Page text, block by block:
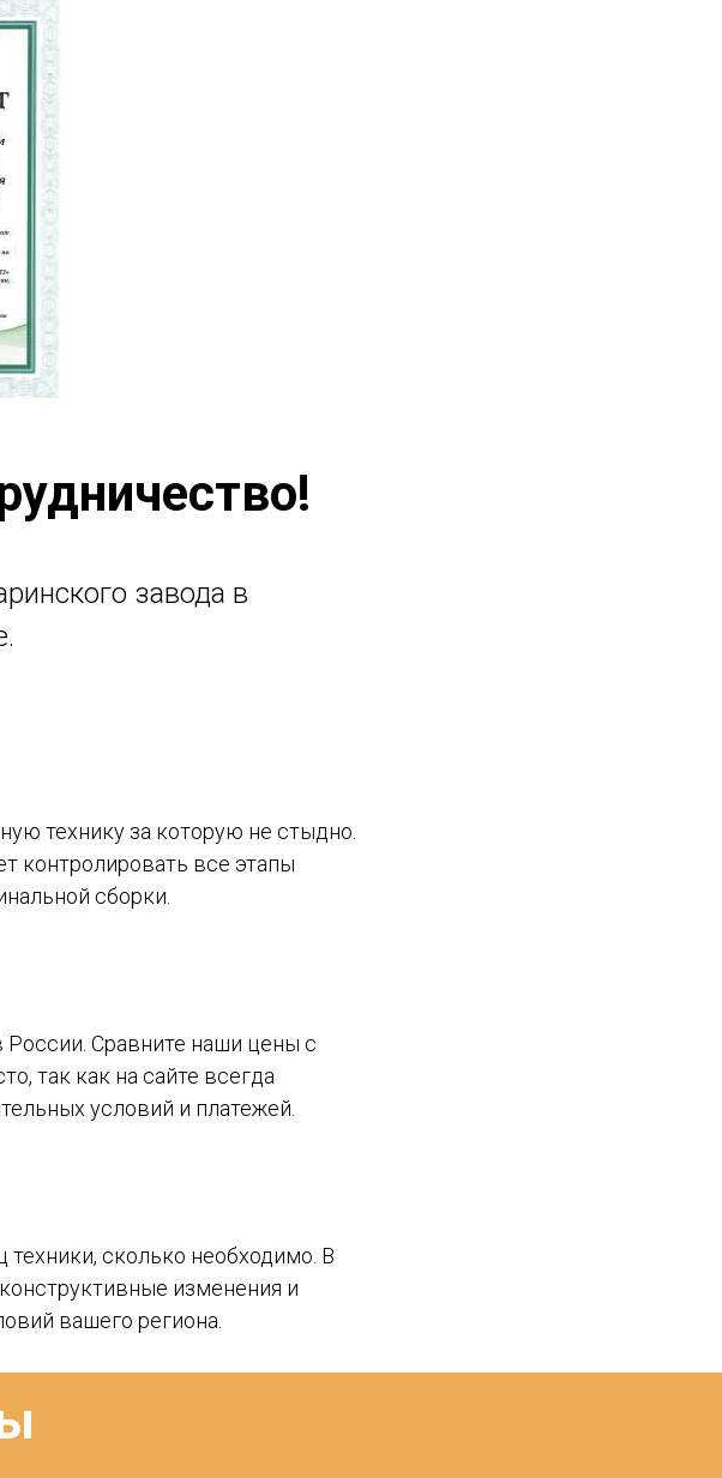
завода в
технику за которую не стыдно.
контролировать все этапы
сборки.
России. Сравните наши цены с
так как на сайте всегда
условий и платежей.
сколько необходимо. В
изменения и
вашего региона.